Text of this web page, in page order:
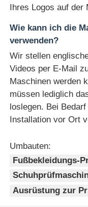
Ihres Logos auf der
Wie kann ich die
verwenden?
Wir stellen
Videos per E-Mail
Maschinen werden
müssen lediglich
loslegen. Bei
Installation vor Ort
Umbauten:
Fußbekleidungs-
Ausrüstung zur